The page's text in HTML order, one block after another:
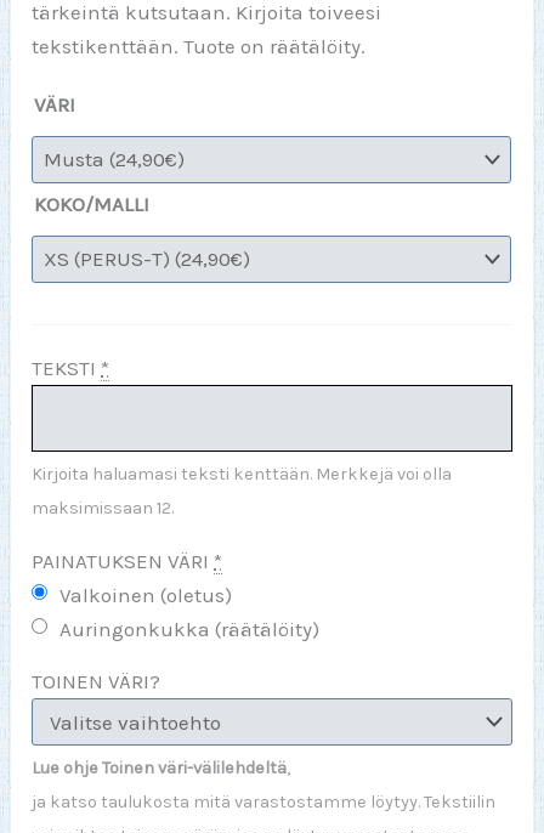
tärkeintä kutsutaan. Kirjoita toiveesi
tekstikenttään. Tuote on räätälöity.
VÄRI
KOKO/MALLI
TEKSTI *
Kirjoita haluamasi teksti kenttään. Merkkejä voi olla
maksimissaan 12.
PAINATUKSEN VÄRI *
Valkoinen (oletus)
Auringonkukka (räätälöity)
TOINEN VÄRI?
Lue ohje Toinen väri-välilehdeltä,
ja katso taulukosta mitä varastostamme löytyy. Tekstiilin